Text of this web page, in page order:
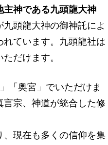
主神である九頭龍大神
頭龍大神の御神託によ
れています。九頭龍社は
ただけます。
「奥宮」でいただけま
宗、神道が統合した修
、現在も多くの信仰を集